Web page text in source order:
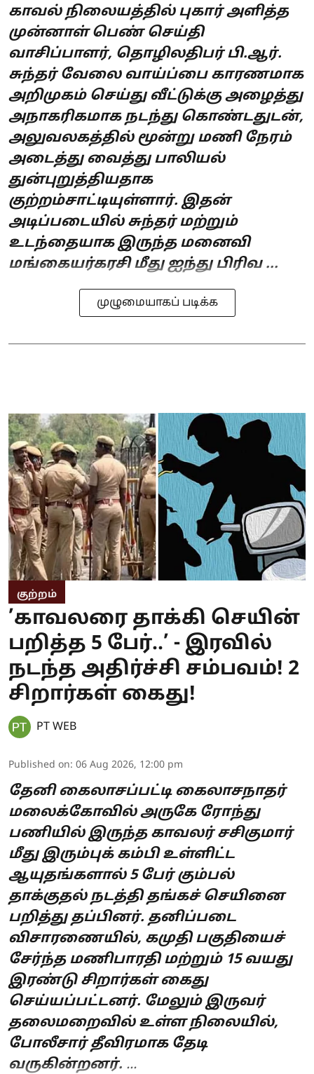
காவல் நிலையத்தில் புகார் அளித்த
முன்னாள் பெண் செய்தி
வாசிப்பாளர், தொழிலதிபர் பி.ஆர்.
சுந்தர் வேலை வாய்ப்பை காரணமாக
அறிமுகம் செய்து வீட்டுக்கு அழைத்து
அநாகரிகமாக நடந்து கொண்டதுடன்,
அலுவலகத்தில் மூன்று மணி நேரம்
அடைத்து வைத்து பாலியல்
துன்புறுத்தியதாக
குற்றம்சாட்டியுள்ளார். இதன்
அடிப்படையில் சுந்தர் மற்றும்
உடந்தையாக இருந்த மனைவி
மங்கையர்கரசி மீது ஐந்து பிரிவ ...
முழுமையாகப் படிக்க
குற்றம்
’காவலரை தாக்கி செயின்
பறித்த 5 பேர்..’ - இரவில்
நடந்த அதிர்ச்சி சம்பவம்! 2
சிறார்கள் கைது!
PT WEB
Published on: 06 Aug 2026, 12:00 pm
தேனி கைலாசப்பட்டி கைலாசநாதர்
மலைக்கோவில் அருகே ரோந்து
பணியில் இருந்த காவலர் சசிகுமார்
மீது இரும்புக் கம்பி உள்ளிட்ட
ஆயுதங்களால் 5 பேர் கும்பல்
தாக்குதல் நடத்தி தங்கச் செயினை
பறித்து தப்பினர். தனிப்படை
விசாரணையில், கமுதி பகுதியைச்
சேர்ந்த மணிபாரதி மற்றும் 15 வயது
இரண்டு சிறார்கள் கைது
செய்யப்பட்டனர். மேலும் இருவர்
தலைமறைவில் உள்ள நிலையில்,
போலீசார் தீவிரமாக தேடி
வருகின்றனர். ...